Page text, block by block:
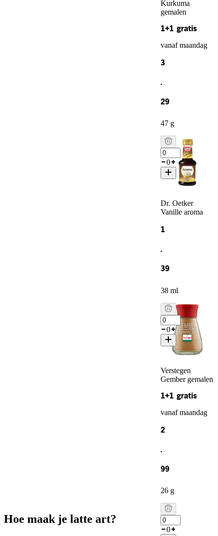
Kurkuma
gemalen
1+1 gratis
vanaf maandag
3
.
29
47 g
0
Dr. Oetker
Vanille aroma
1
.
39
38 ml
0
Verstegen
Gember gemalen
1+1 gratis
vanaf maandag
2
.
99
26 g
0
Hoe maak je latte art?